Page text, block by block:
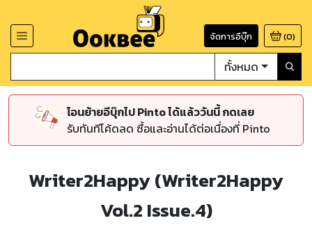
จัดการอีบุ๊ก (0)
ทั้งหมด
โอนย้ายอีบุ๊กไป Pinto ได้แล้ววันนี้ กดเลย
รับทันทีโค้ดลด ซื้อและอ่านได้ต่อเนื่องที่ Pinto
Writer2Happy (Writer2Happy
Vol.2 Issue.4)